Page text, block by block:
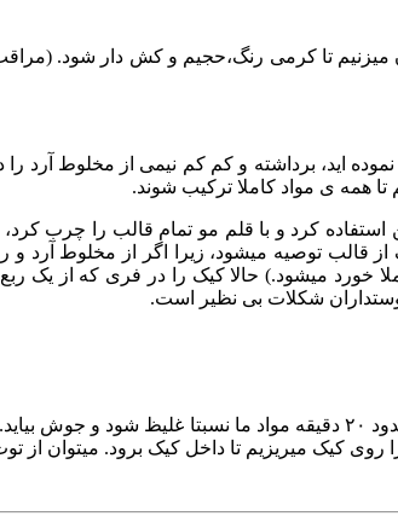
وانیل را داخل ظرف مورد نظر ریخته و به مدت ۱۰ دقیقه با همزن
اید، برداشته و کم کم نیمی از مخلوط
همه ی مواد کاملا ترکیب شوند.
کرد و با قلم مو تمام قالب را چرب
توصیه میشود، زیرا اگر از مخلوط آرد و
شکلات بی نظیر است.
شیر، روغن، شکر و پودر کاکائو را با هم مخلوط کرده و روی حرارت کم می
کیک میریزیم تا داخل کیک برود. میتوان از